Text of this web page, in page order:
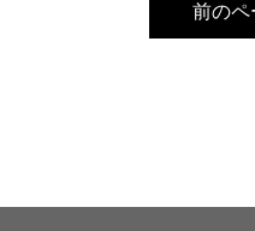
前のペ